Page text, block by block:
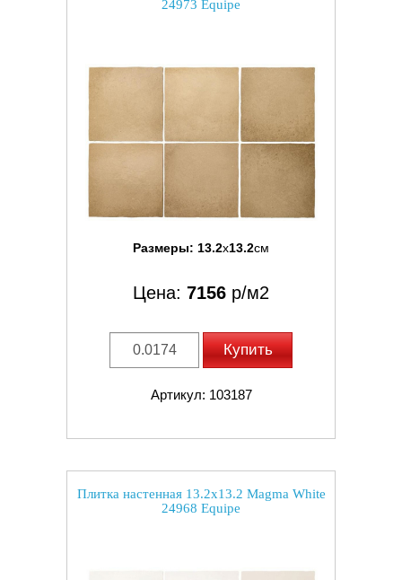
24973 Equipe
Размеры: 13.2x13.2см
Цена: 7156 р/м2
Купить
Артикул: 103187
Плитка настенная 13.2x13.2 Magma White
24968 Equipe